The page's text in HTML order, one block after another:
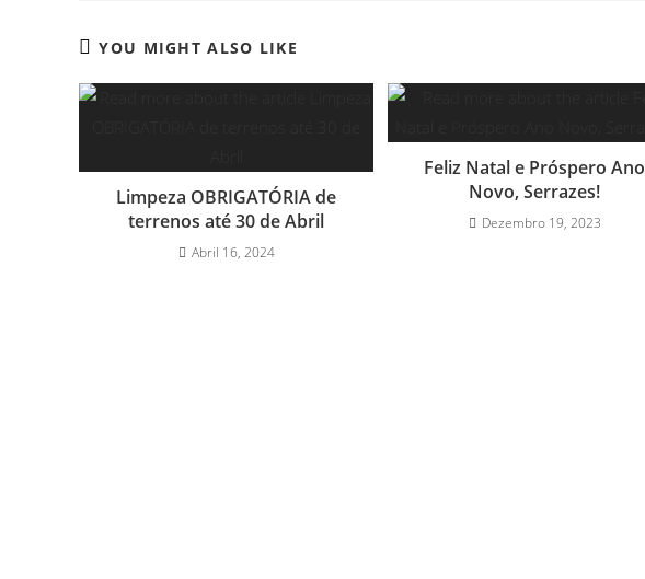
YOU MIGHT ALSO LIKE
Limpeza OBRIGATÓRIA de
terrenos até 30 de Abril
Abril 16, 2024
Feliz Natal e Próspero Ano
Novo, Serrazes!
Dezembro 19, 2023